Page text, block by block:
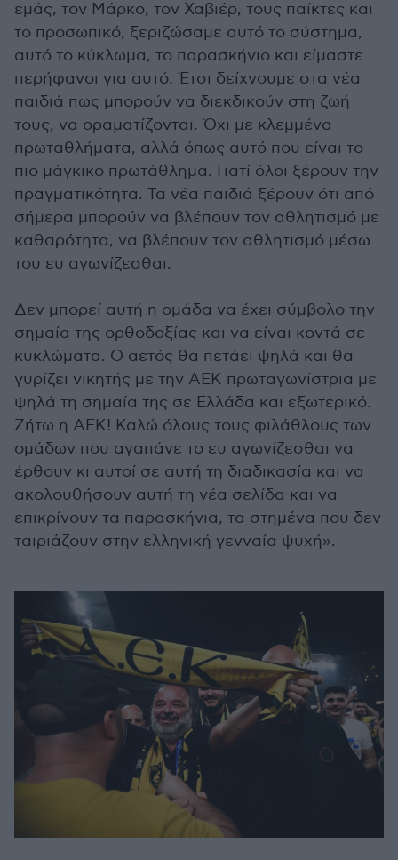
εμάς, τον Μάρκο, τον Χαβιέρ, τους παίκτες και
το προσωπικό, ξεριζώσαμε αυτό το σύστημα,
αυτό το κύκλωμα, το παρασκήνιο και είμαστε
περήφανοι για αυτό. Έτσι δείχνουμε στα νέα
παιδιά πως μπορούν να διεκδικούν στη ζωή
τους, να οραματίζονται. Όχι με κλεμμένα
πρωταθλήματα, αλλά όπως αυτό που είναι το
πιο μάγκικο πρωτάθλημα. Γιατί όλοι ξέρουν την
πραγματικότητα. Τα νέα παιδιά ξέρουν ότι από
σήμερα μπορούν να βλέπουν τον αθλητισμό με
καθαρότητα, να βλέπουν τον αθλητισμό μέσω
του ευ αγωνίζεσθαι.
Δεν μπορεί αυτή η ομάδα να έχει σύμβολο την
σημαία της ορθοδοξίας και να είναι κοντά σε
κυκλώματα. Ο αετός θα πετάει ψηλά και θα
γυρίζει νικητής με την ΑΕΚ πρωταγωνίστρια με
ψηλά τη σημαία της σε Ελλάδα και εξωτερικό.
Ζήτω η ΑΕΚ! Καλώ όλους τους φιλάθλους των
ομάδων που αγαπάνε το ευ αγωνίζεσθαι να
έρθουν κι αυτοί σε αυτή τη διαδικασία και να
ακολουθήσουν αυτή τη νέα σελίδα και να
επικρίνουν τα παρασκήνια, τα στημένα που δεν
ταιριάζουν στην ελληνική γενναία ψυχή».